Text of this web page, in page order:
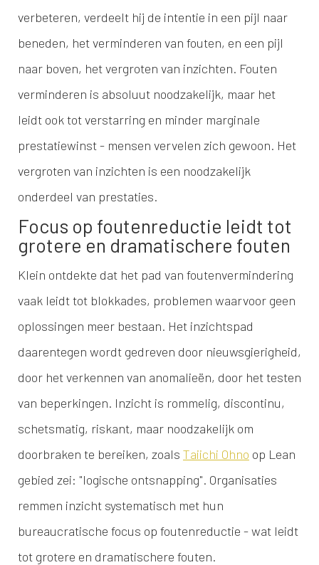
verbeteren, verdeelt hij de intentie in een pijl naar
beneden, het verminderen van fouten, en een pijl
naar boven, het vergroten van inzichten. Fouten
verminderen is absoluut noodzakelijk, maar het
leidt ook tot verstarring en minder marginale
prestatiewinst - mensen vervelen zich gewoon. Het
vergroten van inzichten is een noodzakelijk
onderdeel van prestaties.
Focus op foutenreductie leidt tot
grotere en dramatischere fouten
Klein ontdekte dat het pad van foutenvermindering
vaak leidt tot blokkades, problemen waarvoor geen
oplossingen meer bestaan. Het inzichtspad
daarentegen wordt gedreven door nieuwsgierigheid,
door het verkennen van anomalieën, door het testen
van beperkingen. Inzicht is rommelig, discontinu,
schetsmatig, riskant, maar noodzakelijk om
doorbraken te bereiken, zoals Taiichi Ohno op Lean
gebied zei: "logische ontsnapping". Organisaties
remmen inzicht systematisch met hun
bureaucratische focus op foutenreductie - wat leidt
tot grotere en dramatischere fouten.